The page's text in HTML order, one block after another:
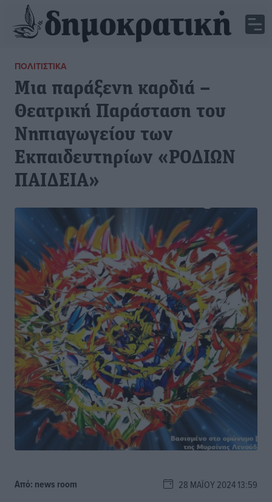
ΠΟΛΙΤΙΣΤΙΚΆ
Μια παράξενη καρδιά –
Θεατρική Παράσταση του
Νηπιαγωγείου των
Εκπαιδευτηρίων «ΡΟΔΙΩΝ
ΠΑΙΔΕΙΑ»
Από: news room 28 ΜΑΪ́ΟΥ 2024 13:59